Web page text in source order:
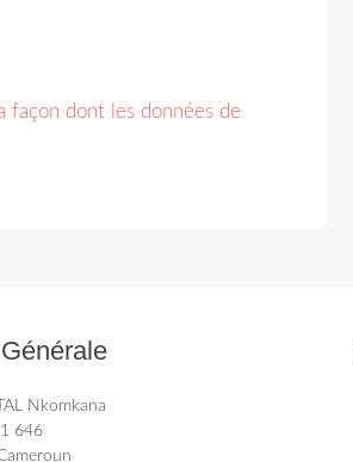
façon dont les données de
Nkomkana
646